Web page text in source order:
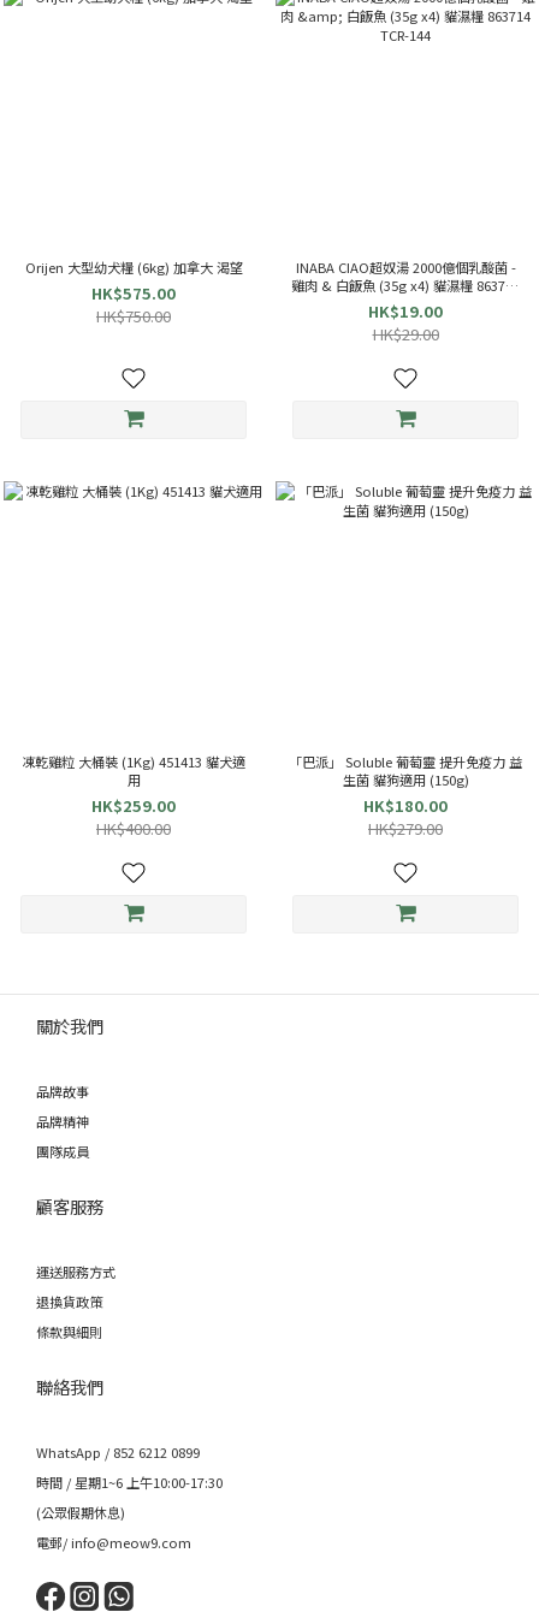
Orijen 大型幼犬糧 (6kg) 加拿大 渴望
HK$575.00
HK$750.00
INABA CIAO超奴湯 2000億個乳酸菌 -
雞肉 & 白飯魚 (35g x4) 貓濕糧 863714
TCR-144
HK$19.00
HK$29.00
凍乾雞粒 大桶裝 (1Kg) 451413 貓犬適
用
HK$259.00
HK$400.00
「巴派」 Soluble 葡萄靈 提升免疫力 益
生菌 貓狗適用 (150g)
HK$180.00
HK$279.00
關於我們
品牌故事
品牌精神
團隊成員
顧客服務
運送服務方式
退換貨政策
條款與細則
聯絡我們
WhatsApp / 852 6212 0899
時間 / 星期1~6 上午10:00-17:30
(公眾假期休息)
電郵/ info@meow9.com